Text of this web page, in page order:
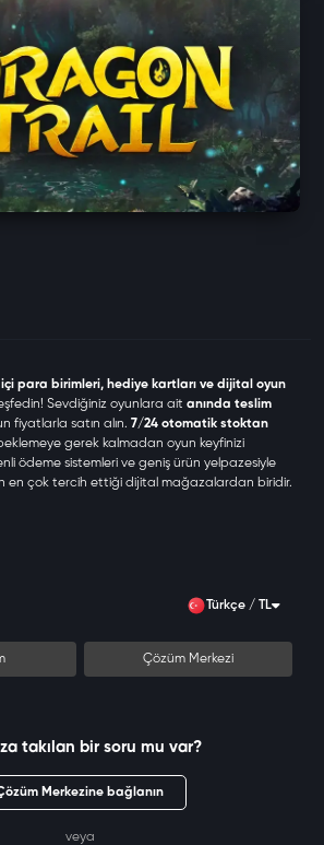
içi para birimleri, hediye kartları ve dijital oyun
Sevdiğiniz oyunlara ait anında teslim
fiyatlarla satın alın. 7/24 otomatik stoktan
gerek kalmadan oyun keyfinizi
ödeme sistemleri ve geniş ürün yelpazesiyle
en çok tercih ettiği dijital mağazalardan biridir.
Türkçe / TL
Çözüm Merkezi
takılan bir soru mu var?
Merkezine bağlanın
veya